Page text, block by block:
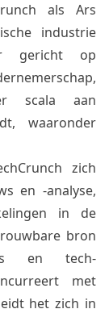
als Ars
industrie
gericht op
scala aan
waaronder
zich
en -analyse,
in de
bron
en tech-
met
het zich in